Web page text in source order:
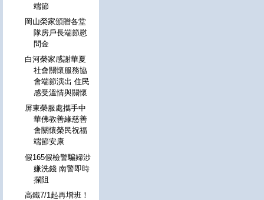
端節
岡山榮家頒贈各堂
隊房戶長端節慰
問金
白河榮家感謝華夏
社會關懷服務協
會端節演出 住民
感受溫情與關懷
屏東榮服處攜手中
華佛教善緣慈善
會關懷榮民祝福
端節安康
假165假檢警騙婦涉
嫌洗錢 南警即時
攔阻
高鐵7/1起再增班！